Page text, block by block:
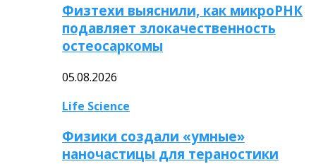
Физтехи выяснили, как микроРНК
подавляет злокачественность
остеосаркомы
05.08.2026
Life Science
Физики создали «умные»
наночастицы для тераностики